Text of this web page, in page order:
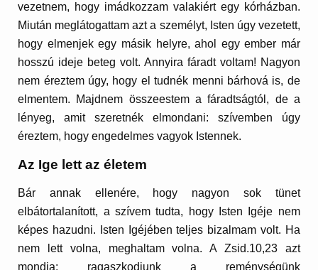
vezetnem, hogy imádkozzam valakiért egy kórházban.
Miután meglátogattam azt a személyt, Isten úgy vezetett,
hogy elmenjek egy másik helyre, ahol egy ember már
hosszú ideje beteg volt. Annyira fáradt voltam! Nagyon
nem éreztem úgy, hogy el tudnék menni bárhová is, de
elmentem. Majdnem összeestem a fáradtságtól, de a
lényeg, amit szeretnék elmondani: szívemben úgy
éreztem, hogy engedelmes vagyok Istennek.
Az Ige lett az életem
Bár annak ellenére, hogy nagyon sok tünet
elbátortalanított, a szívem tudta, hogy Isten Igéje nem
képes hazudni. Isten Igéjében teljes bizalmam volt. Ha
nem lett volna, meghaltam volna. A Zsid.10,23 azt
mondja: ragaszkodjunk a reménységünk